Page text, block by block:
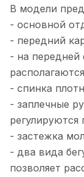
В модели
- основной
- передний
- на передней
- спинка
- заплечные
регулируются
- застежка
- два вида
позволяет